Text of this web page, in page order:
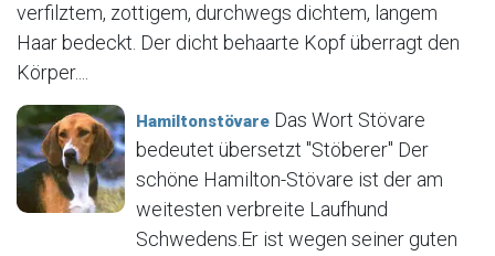
verfilztem, zottigem, durchwegs dichtem, langem
Haar bedeckt. Der dicht behaarte Kopf überragt den
Körper....
Hamiltonstövare Das Wort Stövare
bedeutet übersetzt "Stöberer" Der
schöne Hamilton-Stövare ist der am
weitesten verbreite Laufhund
Schwedens.Er ist wegen seiner guten